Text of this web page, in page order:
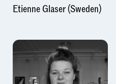
Etienne Glaser (Sweden)